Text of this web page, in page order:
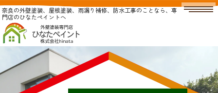
奈良の外壁塗装、屋根塗装、雨漏り補修、防水工事のことなら、専
門店のひなたペイントへ